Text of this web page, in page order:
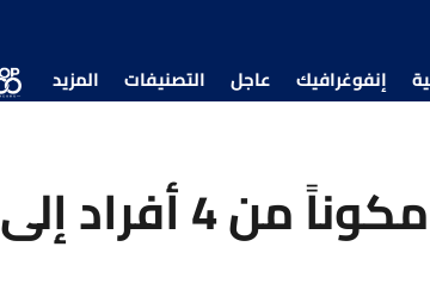
إنفوغرافيك عاجل التصنيفات المزيد
سبيس إكس تطلق طاقماً دولياً مكوناً من 4 أفراد إلى